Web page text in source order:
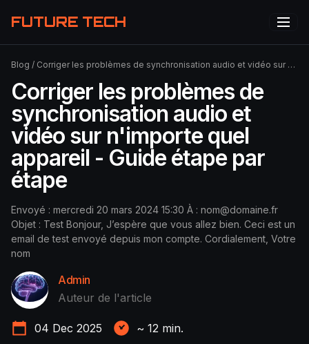
FUTURE TECH
Blog / Corriger les problèmes de synchronisation audio et vidéo sur n'importe quel appareil - Guide étape par étape
Corriger les problèmes de
synchronisation audio et
vidéo sur n'importe quel
appareil - Guide étape par
étape
Envoyé : mercredi 20 mars 2024 15:30 À : nom@domaine.fr
Objet : Test Bonjour, J’espère que vous allez bien. Ceci est un
email de test envoyé depuis mon compte. Cordialement, Votre
nom
Admin
Auteur de l'article
04 Dec 2025 ~ 12 min.